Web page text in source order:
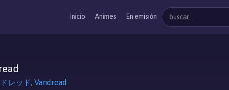
Inicio Animes En emisión
レッド, Vandread